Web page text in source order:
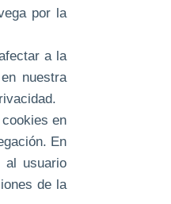
por la
a la
nuestra
en
En
al usuario
de la